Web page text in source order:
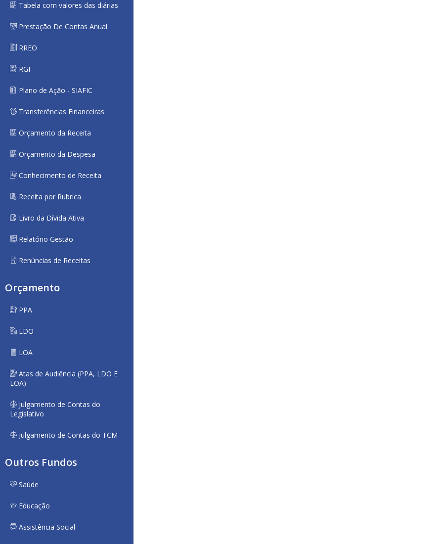
Tabela com valores das diárias
Prestação De Contas Anual
RREO
RGF
Plano de Ação - SIAFIC
Transferências Financeiras
Orçamento da Receita
Orçamento da Despesa
Conhecimento de Receita
Receita por Rubrica
Livro da Dívida Ativa
Relatório Gestão
Renúncias de Receitas
Orçamento
PPA
LDO
LOA
Atas de Audiência (PPA, LDO E
LOA)
Julgamento de Contas do
Legislativo
Julgamento de Contas do TCM
Outros Fundos
Saúde
Educação
Assistência Social